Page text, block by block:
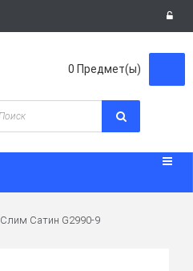
0 Предмет(ы)
Слим Сатин G2990-9